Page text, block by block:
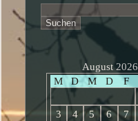
nach:
August 2026
M
D M D F
3
4 5 6 7